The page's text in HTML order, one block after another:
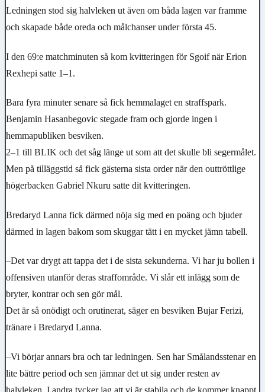
Ledningen stod sig halvleken ut även om båda lagen var framme
och skapade både oreda och målchanser under första 45.
I den 69:e matchminuten så kom kvitteringen för Sgoif när Erion
Rexhepi satte 1–1.
Bara fyra minuter senare så fick hemmalaget en straffspark.
Benjamin Hasanbegovic stegade fram och gjorde ingen i
hemmapubliken besviken.
2–1 till BLIK och det såg länge ut som att det skulle bli segermålet.
Men på tilläggstid så fick gästerna sista order när den outtröttlige
högerbacken Gabriel Nkuru satte dit kvitteringen.
Bredaryd Lanna fick därmed nöja sig med en poäng och bjuder
därmed in lagen bakom som skuggar tätt i en mycket jämn tabell.
–Det var drygt att tappa det i de sista sekunderna. Vi har ju bollen i
offensiven utanför deras straffområde. Vi slår ett inlägg som de
bryter, kontrar och sen gör mål.
Det är så onödigt och orutinerat, säger en besviken Bujar Ferizi,
tränare i Bredaryd Lanna.
–Vi börjar annars bra och tar ledningen. Sen har Smålandsstenar en
lite bättre period och sen jämnar det ut sig under resten av
halvleken. I andra tycker jag att vi är stabila och de kommer knappt